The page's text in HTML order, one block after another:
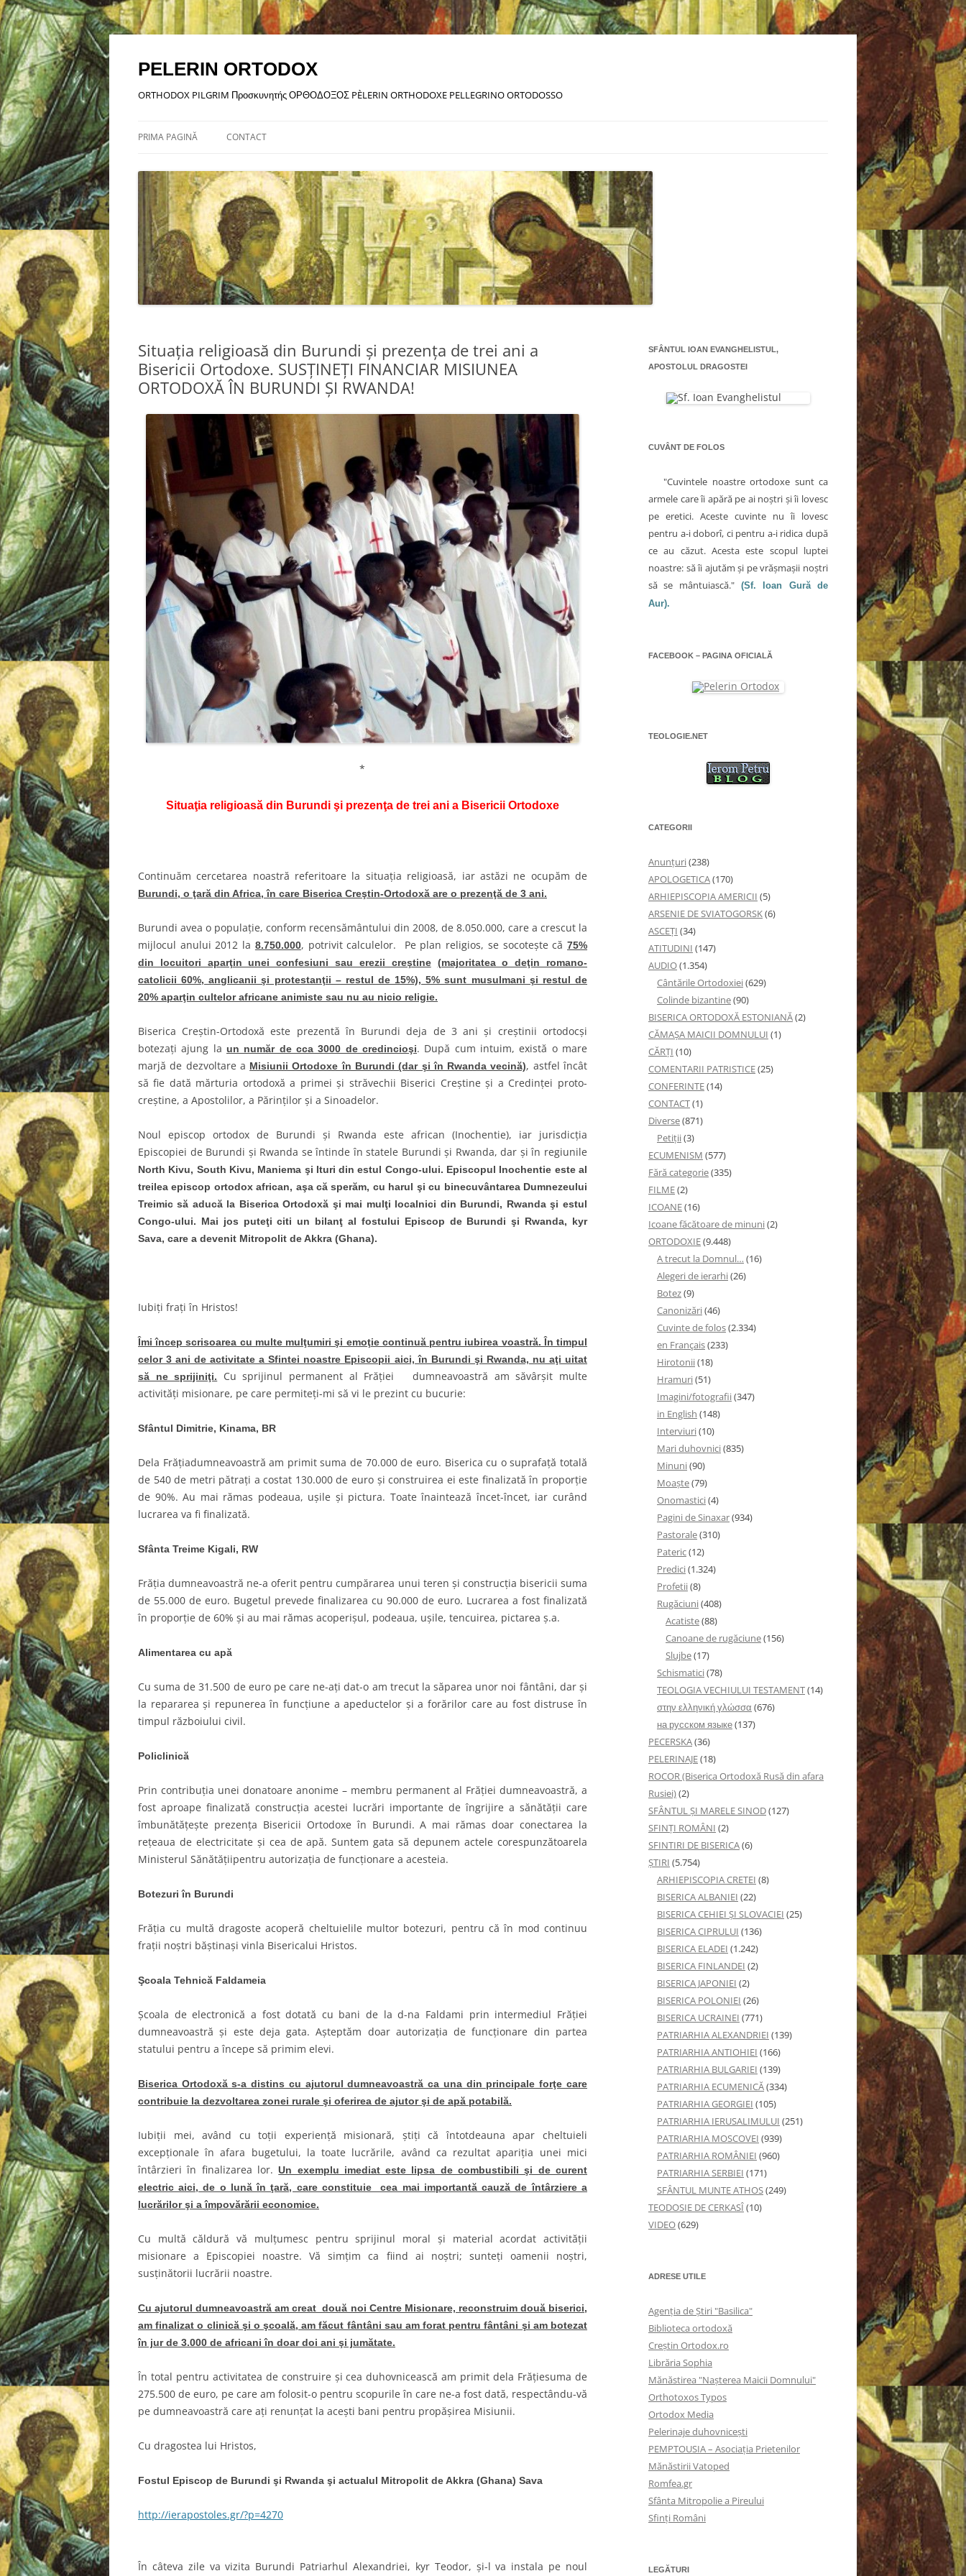
Sari
PELERIN ORTODOX
ORTHODOX PILGRIM Προσκυνητής ΟΡΘΟΔΟΞΟΣ PÈLERIN ORTHODOXE PELLEGRINO ORTODOSSO
PRIMA PAGINĂ CONTACT
Situaţia religioasă din Burundi şi prezenţa de trei ani a
Bisericii Ortodoxe. SUSŢINEŢI FINANCIAR MISIUNEA
ORTODOXĂ ÎN BURUNDI ŞI RWANDA!
*
Situaţia religioasă din Burundi şi prezenţa de trei ani a Bisericii Ortodoxe
Continuăm cercetarea noastră referitoare la situaţia religioasă, iar astăzi ne ocupăm de
Burundi, o ţară din Africa, în care Biserica Creştin-Ortodoxă are o prezenţă de 3 ani.
Burundi avea o populaţie, conform recensământului din 2008, de 8.050.000, care a crescut la
mijlocul anului 2012 la 8.750.000, potrivit calculelor. Pe plan religios, se socoteşte că 75%
din locuitori aparţin unei confesiuni sau erezii creştine (majoritatea o deţin romano-
catolicii 60%, anglicanii şi protestanţii – restul de 15%), 5% sunt musulmani şi restul de
20% aparţin cultelor africane animiste sau nu au nicio religie.
Biserica Creştin-Ortodoxă este prezentă în Burundi deja de 3 ani şi creştinii ortodocşi
botezaţi ajung la un număr de cca 3000 de credincioşi. După cum intuim, există o mare
marjă de dezvoltare a Misiunii Ortodoxe în Burundi (dar şi în Rwanda vecină), astfel încât
să fie dată mărturia ortodoxă a primei şi străvechii Biserici Creştine şi a Credinţei proto-
creştine, a Apostolilor, a Părinţilor şi a Sinoadelor.
Noul episcop ortodox de Burundi şi Rwanda este african (Inochentie), iar jurisdicţia
Episcopiei de Burundi şi Rwanda se întinde în statele Burundi şi Rwanda, dar şi în regiunile
North Kivu, South Kivu, Maniema şi Ituri din estul Congo-ului. Episcopul Inochentie este al
treilea episcop ortodox african, aşa că sperăm, cu harul şi cu binecuvântarea Dumnezeului
Treimic să aducă la Biserica Ortodoxă şi mai mulţi localnici din Burundi, Rwanda şi estul
Congo-ului. Mai jos puteţi citi un bilanţ al fostului Episcop de Burundi şi Rwanda, kyr
Sava, care a devenit Mitropolit de Akkra (Ghana).
Iubiţi fraţi în Hristos!
Îmi încep scrisoarea cu multe mulţumiri şi emoţie continuă pentru iubirea voastră. În timpul
celor 3 ani de activitate a Sfintei noastre Episcopii aici, în Burundi şi Rwanda, nu aţi uitat
să ne sprijiniţi.
Cu sprijinul permanent al Frăţiei dumneavoastră am săvârşit multe
activităţi misionare, pe care permiteţi-mi să vi le prezint cu bucurie:
Sfântul Dimitrie, Kinama, BR
Dela Frăţiadumneavoastră am primit suma de 70.000 de euro. Biserica cu o suprafaţă totală
de 540 de metri pătraţi a costat 130.000 de euro şi construirea ei este finalizată în proporţie
de 90%. Au mai rămas podeaua, uşile şi pictura. Toate înaintează încet-încet, iar curând
lucrarea va fi finalizată.
Sfânta Treime Kigali, RW
Frăţia dumneavoastră ne-a oferit pentru cumpărarea unui teren şi construcţia bisericii suma
de 55.000 de euro. Bugetul prevede finalizarea cu 90.000 de euro. Lucrarea a fost finalizată
în proporţie de 60% şi au mai rămas acoperişul, podeaua, uşile, tencuirea, pictarea ş.a.
Alimentarea cu apă
Cu suma de 31.500 de euro pe care ne-aţi dat-o am trecut la săparea unor noi fântâni, dar şi
la repararea şi repunerea în funcţiune a apeductelor şi a forărilor care au fost distruse în
timpul războiului civil.
Policlinică
Prin contribuţia unei donatoare anonime – membru permanent al Frăţiei dumneavoastră, a
fost aproape finalizată construcţia acestei lucrări importante de îngrijire a sănătăţii care
îmbunătăţeşte prezenţa Bisericii Ortodoxe în Burundi. A mai rămas doar conectarea la
reţeaua de electricitate şi cea de apă. Suntem gata să depunem actele corespunzătoarela
Ministerul Sănătăţiipentru autorizaţia de funcţionare a acesteia.
Botezuri în Burundi
Frăţia cu multă dragoste acoperă cheltuielile multor botezuri, pentru că în mod continuu
fraţii noştri băştinaşi vinla Bisericalui Hristos.
Şcoala Tehnică Faldameia
Şcoala de electronică a fost dotată cu bani de la d-na Faldami prin intermediul Frăţiei
dumneavoastră şi este deja gata. Aşteptăm doar autorizaţia de funcţionare din partea
statului pentru a începe să primim elevi.
Biserica Ortodoxă s-a distins cu ajutorul dumneavoastră ca una din principale forţe care
contribuie la dezvoltarea zonei rurale şi oferirea de ajutor şi de apă potabilă.
Iubiţii mei, având cu toţii experienţă misionară, ştiţi că întotdeauna apar cheltuieli
excepţionale în afara bugetului, la toate lucrările, având ca rezultat apariţia unei mici
întârzieri în finalizarea lor.Un exemplu imediat este lipsa de combustibili şi de curent
electric aici, de o lună în ţară, care constituie cea mai importantă cauză de întârziere a
lucrărilor şi a împovărării economice.
Cu multă căldură vă mulţumesc pentru sprijinul moral şi material acordat activităţii
misionare a Episcopiei noastre. Vă simţim ca fiind ai noştri; sunteţi oamenii noştri,
susţinătorii lucrării noastre.
Cu ajutorul dumneavoastră am creat două noi Centre Misionare, reconstruim două biserici,
am finalizat o clinică şi o şcoală, am făcut fântâni sau am forat pentru fântâni şi am botezat
în jur de 3.000 de africani în doar doi ani şi jumătate.
În total pentru activitatea de construire şi cea duhovnicească am primit dela Frăţiesuma de
275.500 de euro, pe care am folosit-o pentru scopurile în care ne-a fost dată, respectându-vă
pe dumneavoastră care aţi renunţat la aceşti bani pentru propăşirea Misiunii.
Cu dragostea lui Hristos,
Fostul Episcop de Burundi şi Rwanda şi actualul Mitropolit de Akkra (Ghana) Sava
http://ierapostoles.gr/?p=4270
În câteva zile va vizita Burundi Patriarhul Alexandriei, kyr Teodor, şi-l va instala pe noul
SFÂNTUL IOAN EVANGHELISTUL,
APOSTOLUL DRAGOSTEI
CUVÂNT DE FOLOS
"Cuvintele noastre ortodoxe sunt ca
armele care îi apără pe ai noştri şi îi lovesc
pe eretici. Aceste cuvinte nu îi lovesc
pentru a-i doborî, ci pentru a-i ridica după
ce au căzut. Acesta este scopul luptei
noastre: să îi ajutăm şi pe vrăşmaşii noştri
să se mântuiască."
(Sf. Ioan Gură de
Aur).
FACEBOOK – PAGINA OFICIALĂ
TEOLOGIE.NET
CATEGORII
Anunţuri(238)
APOLOGETICA(170)
ARHIEPISCOPIA AMERICII (5)
ARSENIE DE SVIATOGORSK(6)
ASCEȚI (34)
ATITUDINI (147)
AUDIO(1.354)
Cântările Ortodoxiei(629)
Colinde bizantine(90)
BISERICA ORTODOXĂ ESTONIANĂ(2)
CĂMAȘA MAICII DOMNULUI (1)
CĂRȚI (10)
COMENTARII PATRISTICE(25)
CONFERINTE(14)
CONTACT(1)
Diverse(871)
Petiţii(3)
ECUMENISM (577)
Fără categorie(335)
FILME(2)
ICOANE(16)
Icoane făcătoare de minuni(2)
ORTODOXIE(9.448)
A trecut la Domnul… (16)
Alegeri de ierarhi(26)
Botez(9)
Canonizări(46)
Cuvinte de folos(2.334)
en Français(233)
Hirotonii(18)
Hramuri(51)
Imagini/fotografii(347)
in English (148)
Interviuri(10)
Mari duhovnici(835)
Minuni(90)
Moaşte(79)
Onomastici(4)
Pagini de Sinaxar(934)
Pastorale(310)
Pateric(12)
Predici(1.324)
Profetii(8)
Rugăciuni(408)
Acatiste(88)
Canoane de rugăciune(156)
Slujbe(17)
Schismatici(78)
TEOLOGIA VECHIULUI TESTAMENT(14)
στην ελληνική γλώσσα (676)
на русском языке(137)
PECERSKA(36)
PELERINAJE(18)
ROCOR (Biserica Ortodoxă Rusă din afara
Rusiei)(2)
SFÂNTUL ȘI MARELE SINOD(127)
SFINȚI ROMÂNI (2)
SFINTIRI DE BISERICA(6)
ŞTIRI (5.754)
ARHIEPISCOPIA CRETEI (8)
BISERICA ALBANIEI (22)
BISERICA CEHIEI ŞI SLOVACIEI (25)
BISERICA CIPRULUI (136)
BISERICA ELADEI (1.242)
BISERICA FINLANDEI (2)
BISERICA JAPONIEI (2)
BISERICA POLONIEI (26)
BISERICA UCRAINEI (771)
PATRIARHIA ALEXANDRIEI (139)
PATRIARHIA ANTIOHIEI (166)
PATRIARHIA BULGARIEI (139)
PATRIARHIA ECUMENICĂ(334)
PATRIARHIA GEORGIEI (105)
PATRIARHIA IERUSALIMULUI (251)
PATRIARHIA MOSCOVEI (939)
PATRIARHIA ROMÂNIEI (960)
PATRIARHIA SERBIEI (171)
SFÂNTUL MUNTE ATHOS(249)
TEODOSIE DE CERKASÎ(10)
VIDEO(629)
ADRESE UTILE
Agenţia de Ştiri "Basilica"
Biblioteca ortodoxă
Creştin Ortodox.ro
Librăria Sophia
Mănăstirea "Naşterea Maicii Domnului"
Orthotoxos Typos
Ortodox Media
Pelerinaje duhovnicești
PEMPTOUSIA – Asociația Prietenilor
Mănăstirii Vatoped
Romfea.gr
Sfânta Mitropolie a Pireului
Sfinţi Români
LEGĂTURI